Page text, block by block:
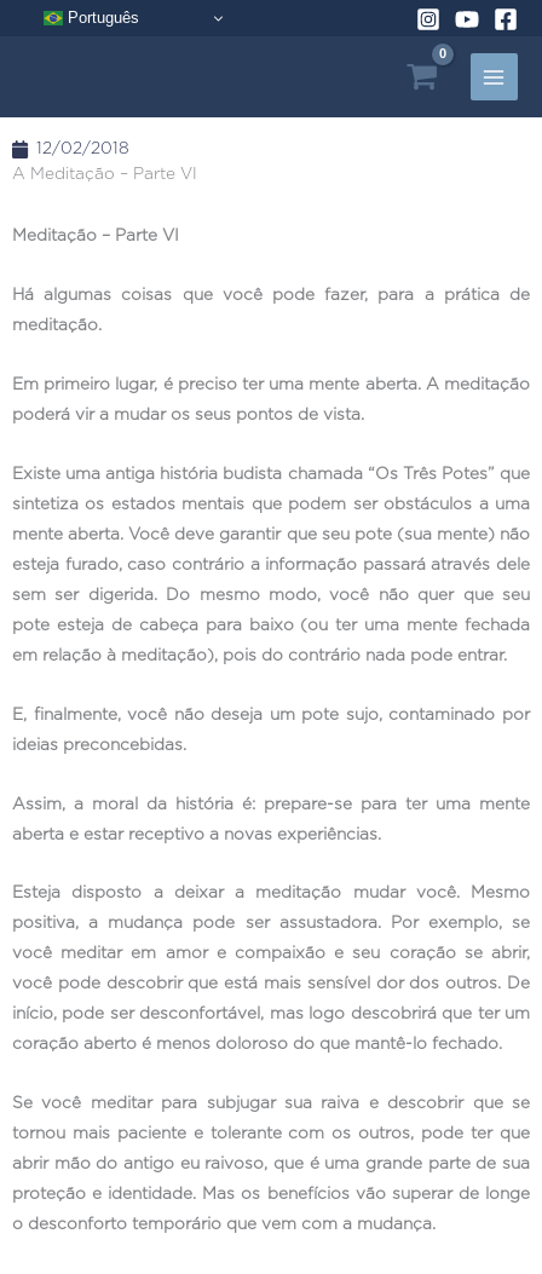
Português
12/02/2018
A Meditação – Parte VI
Meditação – Parte VI
Há algumas coisas que você pode fazer, para a prática de
meditação.
Em primeiro lugar, é preciso ter uma mente aberta. A meditação
poderá vir a mudar os seus pontos de vista.
Existe uma antiga história budista chamada “Os Três Potes” que
sintetiza os estados mentais que podem ser obstáculos a uma
mente aberta. Você deve garantir que seu pote (sua mente) não
esteja furado, caso contrário a informação passará através dele
sem ser digerida. Do mesmo modo, você não quer que seu
pote esteja de cabeça para baixo (ou ter uma mente fechada
em relação à meditação), pois do contrário nada pode entrar.
E, finalmente, você não deseja um pote sujo, contaminado por
ideias preconcebidas.
Assim, a moral da história é: prepare-se para ter uma mente
aberta e estar receptivo a novas experiências.
Esteja disposto a deixar a meditação mudar você. Mesmo
positiva, a mudança pode ser assustadora. Por exemplo, se
você meditar em amor e compaixão e seu coração se abrir,
você pode descobrir que está mais sensível dor dos outros. De
início, pode ser desconfortável, mas logo descobrirá que ter um
coração aberto é menos doloroso do que mantê-lo fechado.
Se você meditar para subjugar sua raiva e descobrir que se
tornou mais paciente e tolerante com os outros, pode ter que
abrir mão do antigo eu raivoso, que é uma grande parte de sua
proteção e identidade. Mas os benefícios vão superar de longe
o desconforto temporário que vem com a mudança.